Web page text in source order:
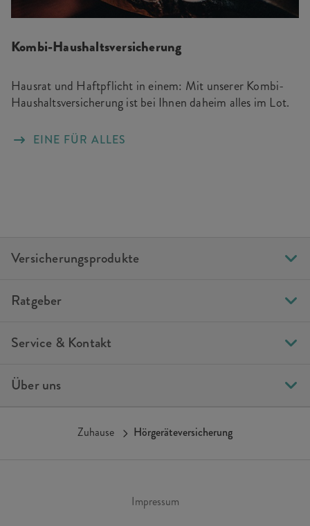
Kombi-Haushaltsversicherung
Hausrat und Haftpflicht in einem: Mit unserer Kombi-
Haushaltsversicherung ist bei Ihnen daheim alles im Lot.
EINE FÜR ALLES
Versicherungsprodukte
Ratgeber
Service & Kontakt
Über uns
Impressum
Zuhause Hörgeräteversicherung